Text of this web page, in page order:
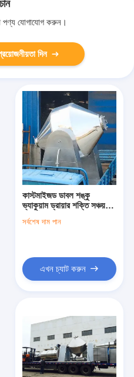
পণ্য যোগাযোগ করুন।
দিন
কাস্টমাইজড ডাবল শঙ্কু
ভ্যাকুয়াম ড্রায়ার শক্তি সঞ্চয়
সর্বশেষ দাম পান
এখন চ্যাট করুন